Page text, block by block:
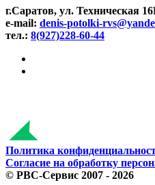
г.Саратов, ул. Техническая
e-mail: denis-potolki-
тел.: 8(927)228-60-44
Политика
Согласие на обработку
© РВС-Сервис 2007 - 2026